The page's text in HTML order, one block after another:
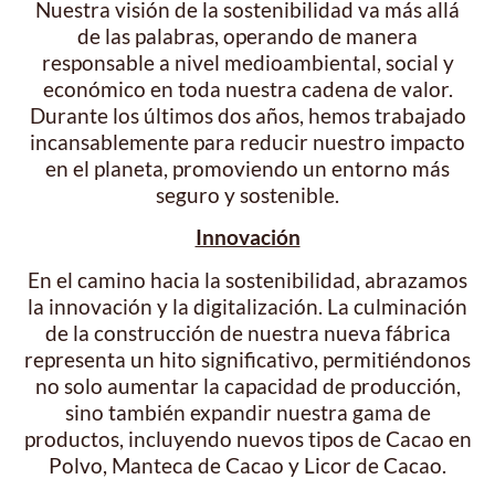
Nuestra visión de la sostenibilidad va más allá
de las palabras, operando de manera
responsable a nivel medioambiental, social y
económico en toda nuestra cadena de valor.
Durante los últimos dos años, hemos trabajado
incansablemente para reducir nuestro impacto
en el planeta, promoviendo un entorno más
seguro y sostenible.
Innovación
En el camino hacia la sostenibilidad, abrazamos
la innovación y la digitalización. La culminación
de la construcción de nuestra nueva fábrica
representa un hito significativo, permitiéndonos
no solo aumentar la capacidad de producción,
sino también expandir nuestra gama de
productos, incluyendo nuevos tipos de Cacao en
Polvo, Manteca de Cacao y Licor de Cacao.